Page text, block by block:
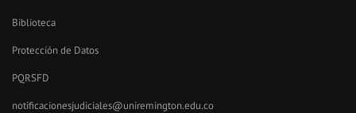
Biblioteca
Protección de Datos
PQRSFD
notificacionesjudiciales@uniremington.edu.co